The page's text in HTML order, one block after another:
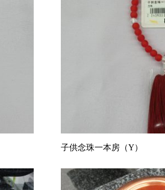
子供念珠一本房（Y）